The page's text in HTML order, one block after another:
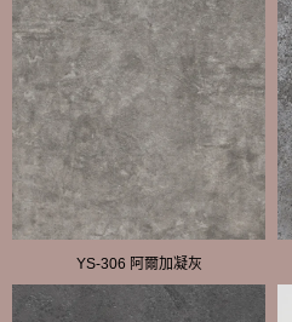
YS-306 阿爾加凝灰